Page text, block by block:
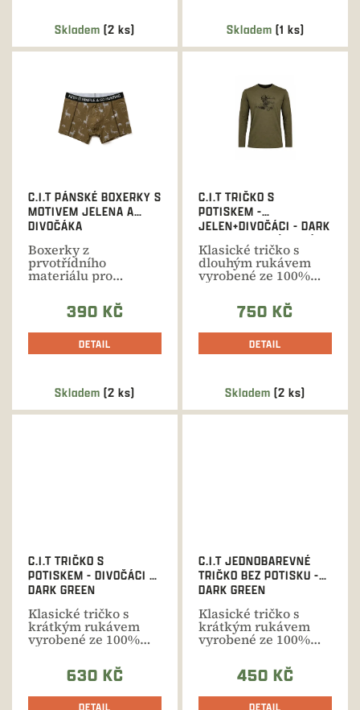
Skladem (2 ks) Skladem (1 ks)
Skladem (2 ks)
C.I.T PÁNSKÉ BOXERKY S
MOTIVEM JELENA A
DIVOČÁKA
Boxerky z
prvotřídního
materiálu pro
maximální pohodlí
každodenním...
390 KČ
DETAIL
Skladem (2 ks)
C.I.T TRIČKO S
POTISKEM -
JELEN+DIVOČÁCI - DARK
GREEN, DLOUHÝ RUKÁV
Klasické tričko s
dlouhým rukávem
vyrobené ze 100%
velice příjemné
750 KČ
DETAIL
C.I.T TRIČKO S
POTISKEM - DIVOČÁCI -
DARK GREEN
Klasické tričko s
krátkým rukávem
vyrobené ze 100%
kvalitní bavlny
vhodné pro...
630 KČ
DETAIL
C.I.T JEDNOBAREVNÉ
TRIČKO BEZ POTISKU -
DARK GREEN
Klasické tričko s
krátkým rukávem
vyrobené ze 100%
kvalitní bavlny
vhodné pro...
450 KČ
DETAIL